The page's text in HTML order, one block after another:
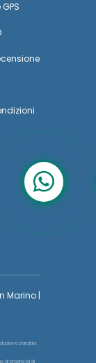
Marino |
parziale.
di proprietà di